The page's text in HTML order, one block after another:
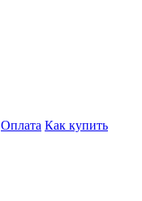
Оплата Как купить